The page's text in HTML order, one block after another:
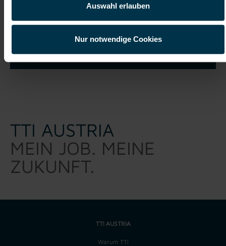
Auswahl erlauben
Nur notwendige Cookies
Job suchen
TTI AUSTRIA
MEIN JOB. MEINE
ZUKUNFT.
TTI AUSTRIA
Warum TTI